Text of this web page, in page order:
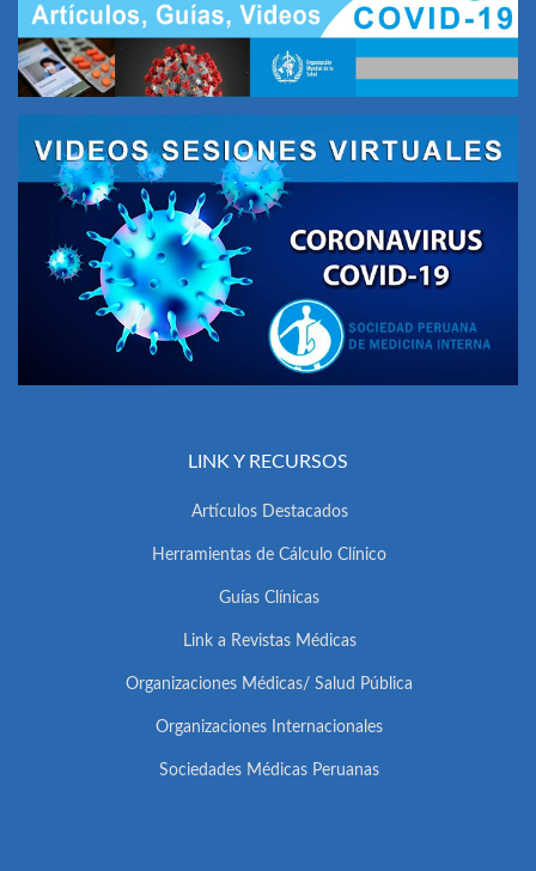
LINK Y RECURSOS
Artículos Destacados
Herramientas de Cálculo Clínico
Guías Clínicas
Link a Revistas Médicas
Organizaciones Médicas/ Salud Pública
Organizaciones Internacionales
Sociedades Médicas Peruanas